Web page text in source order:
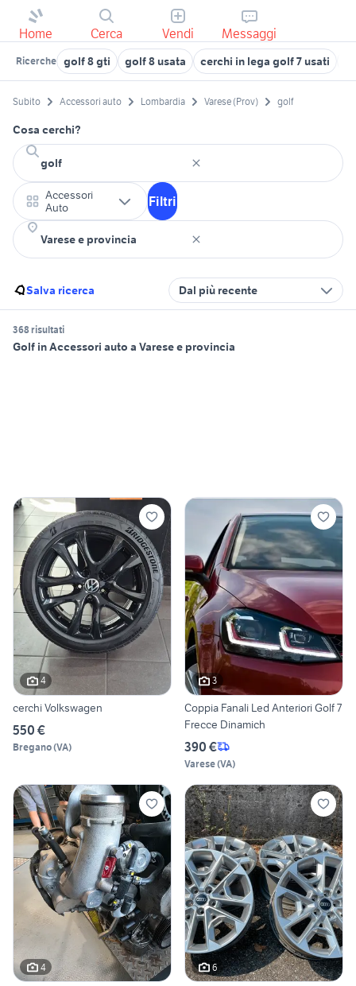
Home Cerca Vendi Messaggi
Ricerche golf 8 gti golf 8 usata cerchi in lega golf 7 usati
Subito Accessori auto Lombardia Varese (Prov) golf
Cosa cerchi?
Accessori
Auto
Filtri
Salva ricerca Dal più recente
368 risultati
Golf in Accessori auto a Varese e provincia
4
cerchi Volkswagen
550 €
Bregano(VA)
3
Coppia Fanali Led Anteriori Golf 7
Frecce Dinamich
390 €
Varese(VA)
4 6